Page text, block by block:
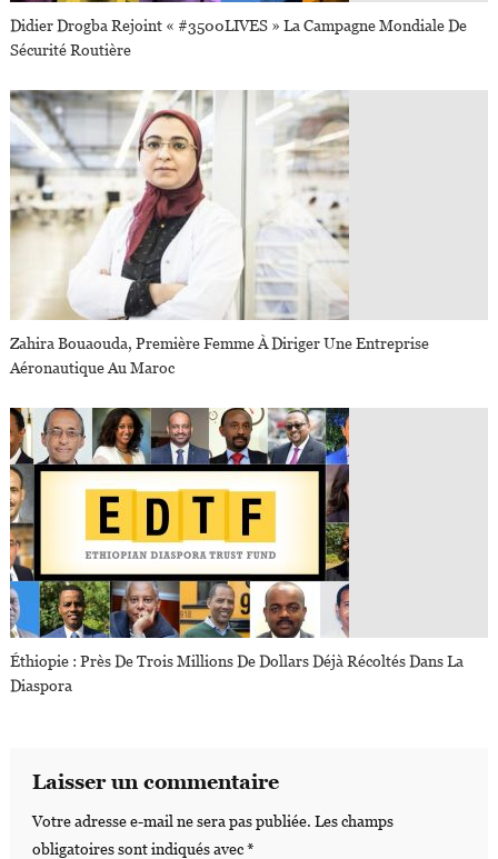
Didier Drogba Rejoint « #3500LIVES » La Campagne Mondiale De
Sécurité Routière
Zahira Bouaouda, Première Femme À Diriger Une Entreprise
Aéronautique Au Maroc
Éthiopie : Près De Trois Millions De Dollars Déjà Récoltés Dans La
Diaspora
Laisser un commentaire
Votre adresse e-mail ne sera pas publiée. Les champs
obligatoires sont indiqués avec*